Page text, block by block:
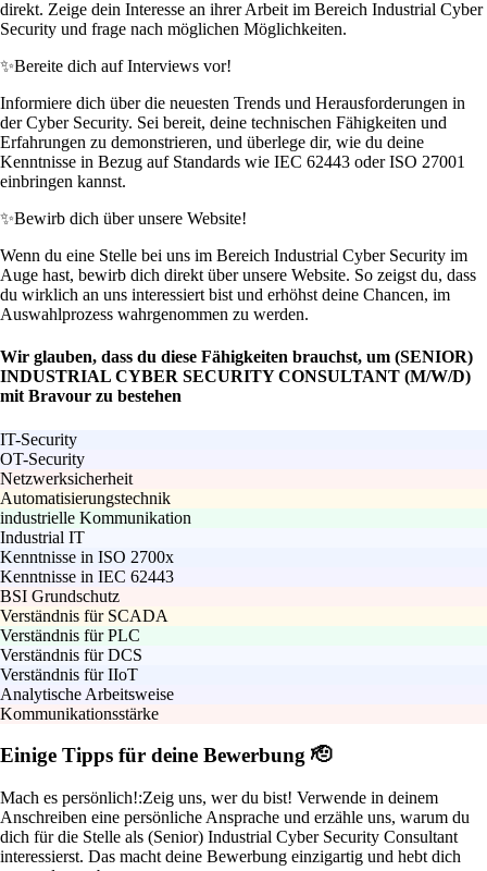
direkt. Zeige dein Interesse an ihrer Arbeit im Bereich Industrial Cyber
Security und frage nach möglichen Möglichkeiten.
✨Bereite dich auf Interviews vor!
Informiere dich über die neuesten Trends und Herausforderungen in
der Cyber Security. Sei bereit, deine technischen Fähigkeiten und
Erfahrungen zu demonstrieren, und überlege dir, wie du deine
Kenntnisse in Bezug auf Standards wie IEC 62443 oder ISO 27001
einbringen kannst.
✨Bewirb dich über unsere Website!
Wenn du eine Stelle bei uns im Bereich Industrial Cyber Security im
Auge hast, bewirb dich direkt über unsere Website. So zeigst du, dass
du wirklich an uns interessiert bist und erhöhst deine Chancen, im
Auswahlprozess wahrgenommen zu werden.
Wir glauben, dass du diese Fähigkeiten brauchst, um (SENIOR)
INDUSTRIAL CYBER SECURITY CONSULTANT (M/W/D)
mit Bravour zu bestehen
IT-Security
OT-Security
Netzwerksicherheit
Automatisierungstechnik
industrielle Kommunikation
Industrial IT
Kenntnisse in ISO 2700x
Kenntnisse in IEC 62443
BSI Grundschutz
Verständnis für SCADA
Verständnis für PLC
Verständnis für DCS
Verständnis für IIoT
Analytische Arbeitsweise
Kommunikationsstärke
Einige Tipps für deine Bewerbung 🫡
Mach es persönlich!:Zeig uns, wer du bist! Verwende in deinem
Anschreiben eine persönliche Ansprache und erzähle uns, warum du
dich für die Stelle als (Senior) Industrial Cyber Security Consultant
interessierst. Das macht deine Bewerbung einzigartig und hebt dich